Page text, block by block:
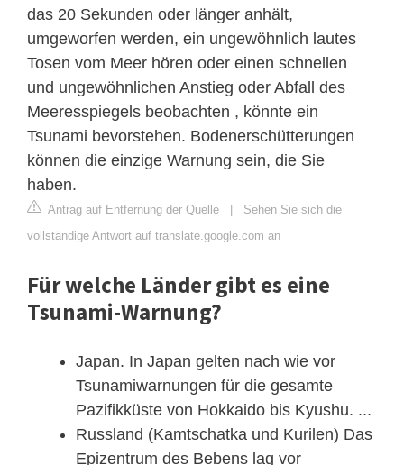
das 20 Sekunden oder länger anhält,
umgeworfen werden, ein ungewöhnlich lautes
Tosen vom Meer hören oder einen schnellen
und ungewöhnlichen Anstieg oder Abfall des
Meeresspiegels beobachten , könnte ein
Tsunami bevorstehen. Bodenerschütterungen
können die einzige Warnung sein, die Sie
haben.
Antrag auf Entfernung der Quelle | Sehen Sie sich die
vollständige Antwort auf translate.google.com an
Für welche Länder gibt es eine
Tsunami-Warnung?
Japan. In Japan gelten nach wie vor
Tsunamiwarnungen für die gesamte
Pazifikküste von Hokkaido bis Kyushu. ...
Russland (Kamtschatka und Kurilen) Das
Epizentrum des Bebens lag vor